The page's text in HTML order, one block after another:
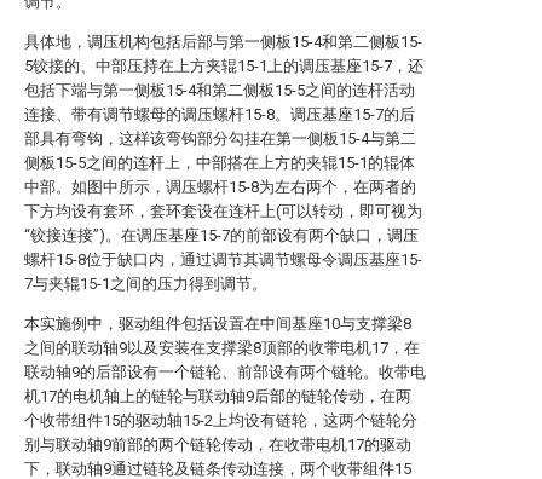
具体地，调压机构包括后部与第一侧板15-4和第二侧板15-
5铰接的、中部压持在上方夹辊15-1上的调压基座15-7，还
包括下端与第一侧板15-4和第二侧板15-5之间的连杆活动
连接、带有调节螺母的调压螺杆15-8。调压基座15-7的后
部具有弯钩，这样该弯钩部分勾挂在第一侧板15-4与第二
侧板15-5之间的连杆上，中部搭在上方的夹辊15-1的辊体
中部。如图中所示，调压螺杆15-8为左右两个，在两者的
下方均设有套环，套环套设在连杆上(可以转动，即可视为
“铰接连接”)。在调压基座15-7的前部设有两个缺口，调压
螺杆15-8位于缺口内，通过调节其调节螺母令调压基座15-
7与夹辊15-1之间的压力得到调节。
本实施例中，驱动组件包括设置在中间基座10与支撑梁8
之间的联动轴9以及安装在支撑梁8顶部的收带电机17，在
联动轴9的后部设有一个链轮、前部设有两个链轮。收带电
机17的电机轴上的链轮与联动轴9后部的链轮传动，在两
个收带组件15的驱动轴15-2上均设有链轮，这两个链轮分
别与联动轴9前部的两个链轮传动，在收带电机17的驱动
下，联动轴9通过链轮及链条传动连接，两个收带组件15